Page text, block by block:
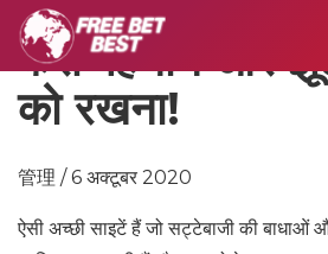
कैसे पहचानें और
को रखना!
管理 / 6 अक्टूबर 2020
ऐसी अच्छी साइटें हैं जो सट्टेबाजी की